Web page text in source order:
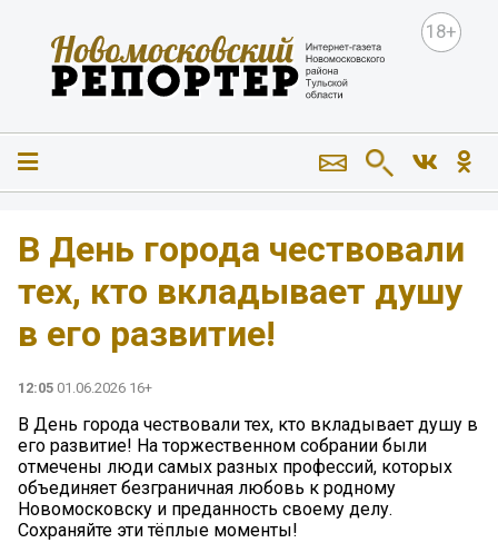
18+
В День города чествовали
тех, кто вкладывает душу
в его развитие!
12:05 01.06.2026 16+
В День города чествовали тех, кто вкладывает душу в
его развитие! На торжественном собрании были
отмечены люди самых разных профессий, которых
объединяет безграничная любовь к родному
Новомосковску и преданность своему делу.
Сохраняйте эти тёплые моменты!